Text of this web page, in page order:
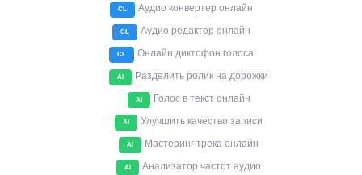
CL Аудио конвертер онлайн
CL Аудио редактор онлайн
CL Онлайн диктофон голоса
AI Разделить ролик на дорожки
AI Голос в текст онлайн
AI Улучшить качество записи
AI Мастеринг трека онлайн
AI Анализатор частот аудио